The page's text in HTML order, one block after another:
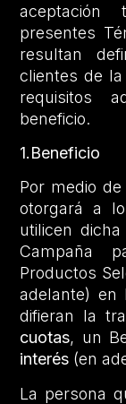
presentes
resultan
clientes de
requisitos
beneficio.
1.Beneficio
Por medio
otorgará a
utilicen
Campaña
Productos
adelante) en
difieran la
cuotas, un
interés (en
La persona